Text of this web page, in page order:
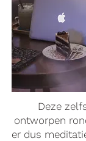
Deze
ontworpen
er dus